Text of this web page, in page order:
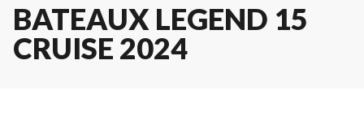
BATEAUX LEGEND 15
CRUISE 2024